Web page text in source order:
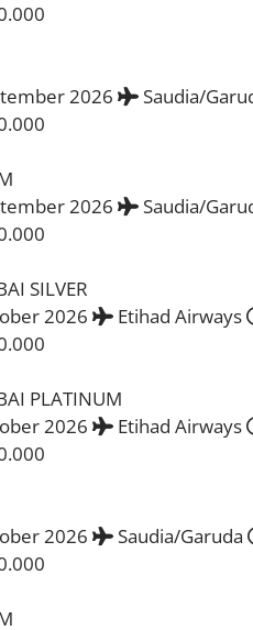
2026
Saudia/
2026
Saudia/
SILVER
2026
Etihad Airways
PLATINUM
2026
Etihad Airways
2026
Saudia/Garuda